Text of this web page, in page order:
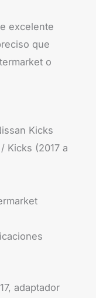
excelente
que
o
Kicks
Kicks (2017 a
adaptador